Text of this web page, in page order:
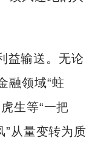
益输送。无论
融领域“蛀
生等“一把
”从量变转为质